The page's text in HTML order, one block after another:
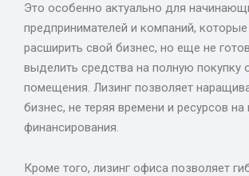
Это особенно актуально для
предпринимателей и компаний, которые
расширить свой бизнес, но еще не
выделить средства на полную покупку
помещения. Лизинг позволяет
бизнес, не теряя времени и ресурсов на
финансирования.
Кроме того, лизинг офиса позволяет